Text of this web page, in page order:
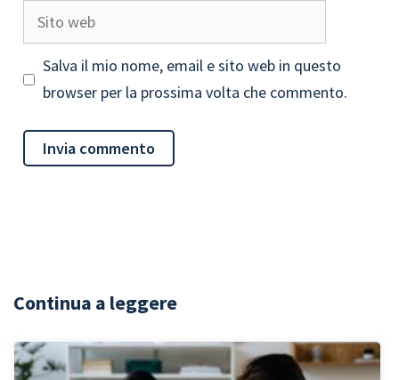
Sito
web
Salva il mio nome, email e sito web in questo
browser per la prossima volta che commento.
Continua a leggere